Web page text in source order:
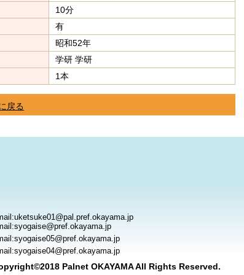
10分
有
昭和52年
学研 学研
1本
戻る
Palnet OKAYAMA All Rights Reserved.